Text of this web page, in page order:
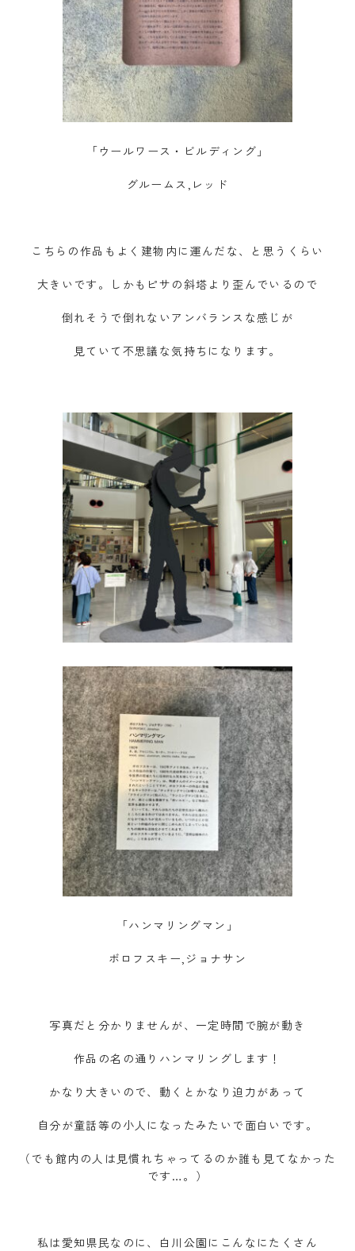
「ウールワース・ビルディング」
グルームス,レッド
こちらの作品もよく建物内に運んだな、と思うくらい
大きいです。しかもピサの斜塔より歪んでいるので
倒れそうで倒れないアンバランスな感じが
見ていて不思議な気持ちになります。
「ハンマリングマン」
ボロフスキー,ジョナサン
写真だと分かりませんが、一定時間で腕が動き
作品の名の通りハンマリングします！
かなり大きいので、動くとかなり迫力があって
自分が童話等の小人になったみたいで面白いです。
（でも館内の人は見慣れちゃってるのか誰も見てなかった
です…。）
私は愛知県民なのに、白川公園にこんなにたくさん